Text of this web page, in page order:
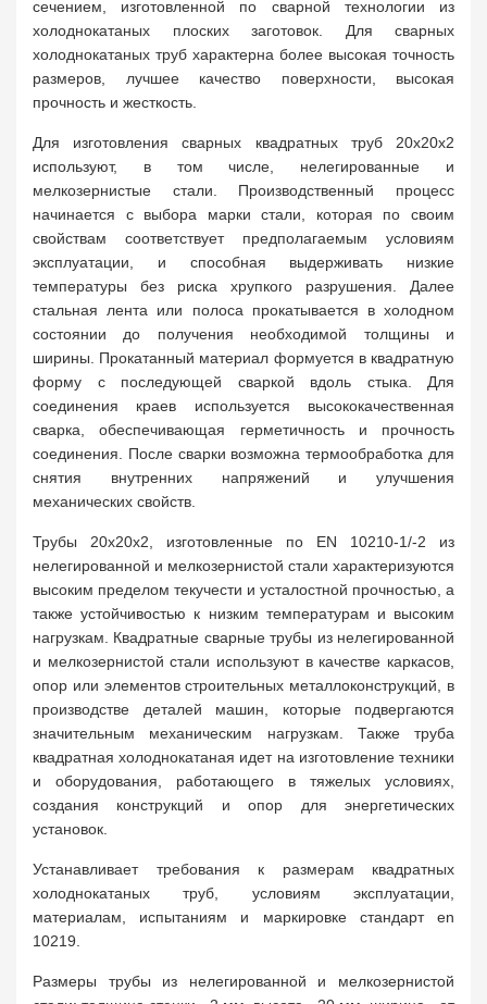
сечением, изготовленной по сварной технологии из
холоднокатаных плоских заготовок. Для сварных
холоднокатаных труб характерна более высокая точность
размеров, лучшее качество поверхности, высокая
прочность и жесткость.
Для изготовления сварных квадратных труб 20х20х2
используют, в том числе, нелегированные и
мелкозернистые стали. Производственный процесс
начинается с выбора марки стали, которая по своим
свойствам соответствует предполагаемым условиям
эксплуатации, и способная выдерживать низкие
температуры без риска хрупкого разрушения. Далее
стальная лента или полоса прокатывается в холодном
состоянии до получения необходимой толщины и
ширины. Прокатанный материал формуется в квадратную
форму с последующей сваркой вдоль стыка. Для
соединения краев используется высококачественная
сварка, обеспечивающая герметичность и прочность
соединения. После сварки возможна термообработка для
снятия внутренних напряжений и улучшения
механических свойств.
Трубы 20х20х2, изготовленные по EN 10210-1/-2 из
нелегированной и мелкозернистой стали характеризуются
высоким пределом текучести и усталостной прочностью, а
также устойчивостью к низким температурам и высоким
нагрузкам. Квадратные сварные трубы из нелегированной
и мелкозернистой стали используют в качестве каркасов,
опор или элементов строительных металлоконструкций, в
производстве деталей машин, которые подвергаются
значительным механическим нагрузкам. Также труба
квадратная холоднокатаная идет на изготовление техники
и оборудования, работающего в тяжелых условиях,
создания конструкций и опор для энергетических
установок.
Устанавливает требования к размерам квадратных
холоднокатаных труб, условиям эксплуатации,
материалам, испытаниям и маркировке стандарт en
10219.
Размеры трубы из нелегированной и мелкозернистой